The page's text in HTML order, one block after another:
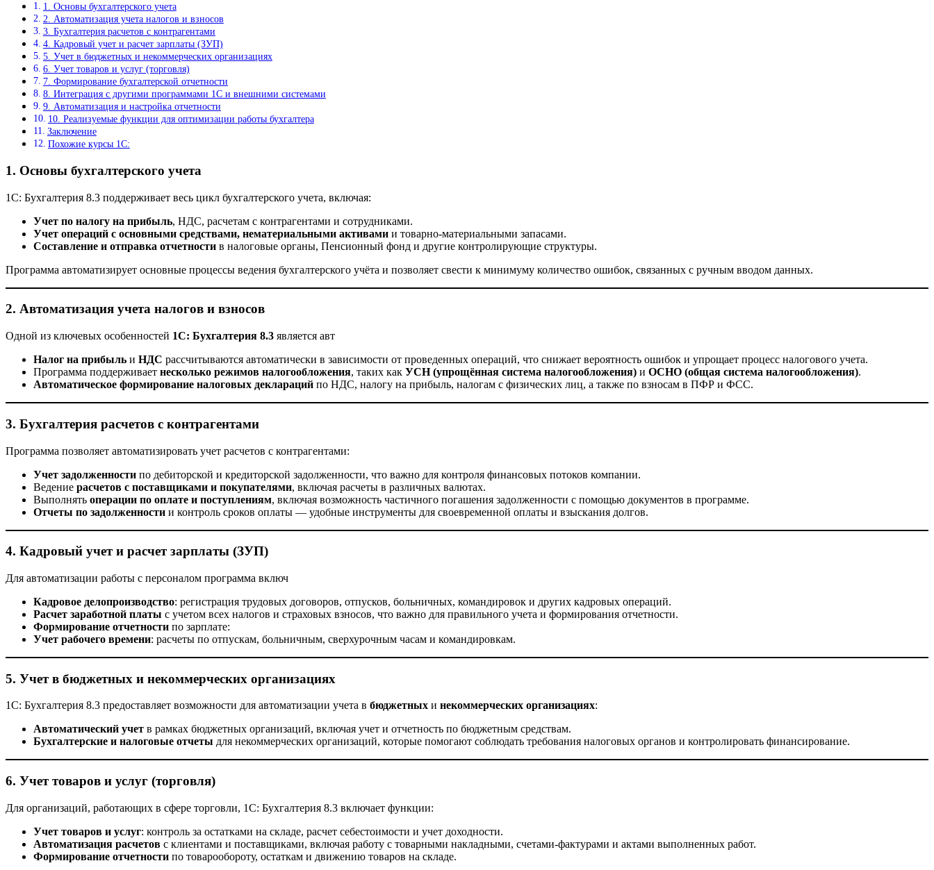
1. Основы бухгалтерского учета
2. Автоматизация учета налогов и взносов
3. Бухгалтерия расчетов с контрагентами
4. Кадровый учет и расчет зарплаты (ЗУП)
5. Учет в бюджетных и некоммерческих организациях
6. Учет товаров и услуг (торговля)
7. Формирование бухгалтерской отчетности
8. Интеграция с другими программами 1С и внешними системами
9. Автоматизация и настройка отчетности
10. Реализуемые функции для оптимизации работы бухгалтера
Заключение
Похожие курсы 1С:
1. Основы бухгалтерского учета
1С: Бухгалтерия 8.3 поддерживает весь цикл бухгалтерского учета, включая:
Учет по налогу на прибыль, НДС, расчетам с контрагентами и сотрудниками.
Учет операций с основными средствами, нематериальными активами и товарно-материальными запасами.
Составление и отправка отчетности в налоговые органы, Пенсионный фонд и другие контролирующие структуры.
Программа автоматизирует основные процессы ведения бухгалтерского учёта и позволяет свести к минимуму количество ошибок, связанных с ручным вводом данных.
2. Автоматизация учета налогов и взносов
Одной из ключевых особенностей 1С: Бухгалтерия 8.3 является авт
Налог на прибыль и НДС рассчитываются автоматически в зависимости от проведенных операций, что снижает вероятность ошибок и упрощает процесс налогового учета.
Программа поддерживает несколько режимов налогообложения, таких как УСН (упрощённая система налогообложения) и ОСНО (общая система налогообложения).
Автоматическое формирование налоговых деклараций по НДС, налогу на прибыль, налогам с физических лиц, а также по взносам в ПФР и ФСС.
3. Бухгалтерия расчетов с контрагентами
Программа позволяет автоматизировать учет расчетов с контрагентами:
Учет задолженности по дебиторской и кредиторской задолженности, что важно для контроля финансовых потоков компании.
Ведение расчетов с поставщиками и покупателями, включая расчеты в различных валютах.
Выполнять операции по оплате и поступлениям, включая возможность частичного погашения задолженности с помощью документов в программе.
Отчеты по задолженности и контроль сроков оплаты — удобные инструменты для своевременной оплаты и взыскания долгов.
4. Кадровый учет и расчет зарплаты (ЗУП)
Для автоматизации работы с персоналом программа включ
Кадровое делопроизводство: регистрация трудовых договоров, отпусков, больничных, командировок и других кадровых операций.
Расчет заработной платы с учетом всех налогов и страховых взносов, что важно для правильного учета и формирования отчетности.
Формирование отчетности по зарплате:
Учет рабочего времени: расчеты по отпускам, больничным, сверхурочным часам и командировкам.
5. Учет в бюджетных и некоммерческих организациях
1С: Бухгалтерия 8.3 предоставляет возможности для автоматизации учета в бюджетных и некоммерческих организациях:
Автоматический учет в рамках бюджетных организаций, включая учет и отчетность по бюджетным средствам.
Бухгалтерские и налоговые отчеты для некоммерческих организаций, которые помогают соблюдать требования налоговых органов и контролировать финансирование.
6. Учет товаров и услуг (торговля)
Для организаций, работающих в сфере торговли, 1С: Бухгалтерия 8.3 включает функции:
Учет товаров и услуг: контроль за остатками на складе, расчет себестоимости и учет доходности.
Автоматизация расчетов с клиентами и поставщиками, включая работу с товарными накладными, счетами-фактурами и актами выполненных работ.
Формирование отчетности по товарообороту, остаткам и движению товаров на складе.